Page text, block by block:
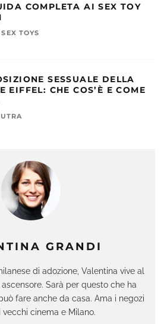
GRANDI
di adozione, Valentina vive al
Sarà per questo che ha
fare anche da casa. Ama i negozi
vecchi cinema e Milano.
COMPLETA AI SEX TOY
SEX TOYS
SESSUALE DELLA
EIFFEL: CHE COS’È E COME